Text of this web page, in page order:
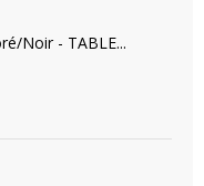
Noir - TABLE...